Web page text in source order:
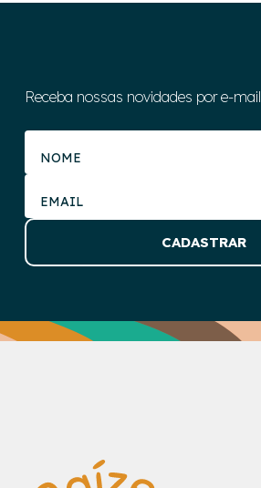
Receba nossas novidades por e-mail